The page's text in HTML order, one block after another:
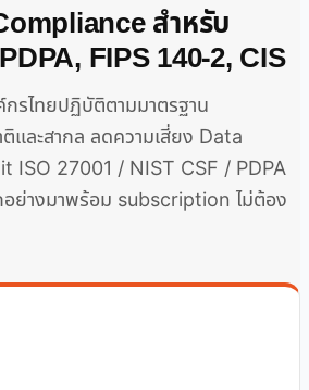
สำหรับ
FIPS 140-2, CIS
รไทยปฏิบัติตามมาตรฐาน
และสากล ลดความเสี่ยง Data
ISO 27001 / NIST CSF / PDPA
ย่างมาพร้อม subscription ไม่ต้อง